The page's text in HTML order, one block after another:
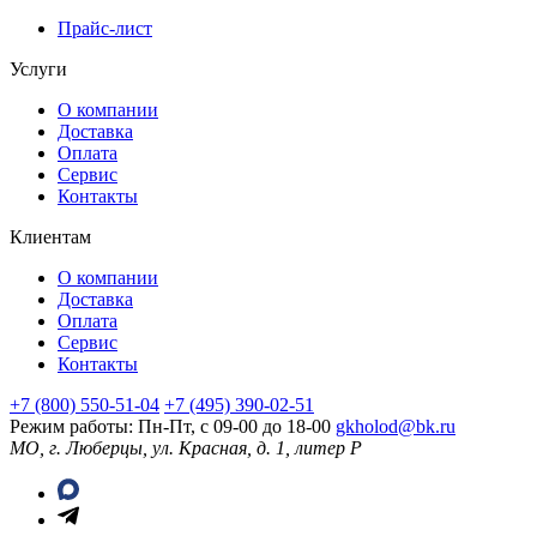
Прайс-лист
Услуги
О компании
Доставка
Оплата
Сервис
Контакты
Клиентам
О компании
Доставка
Оплата
Сервис
Контакты
+7 (800) 550-51-04 +7 (495) 390-02-51
Режим работы: Пн-Пт, с 09-00 до 18-00 gkholod@bk.ru
МО, г. Люберцы, ул. Красная, д. 1, литер Р